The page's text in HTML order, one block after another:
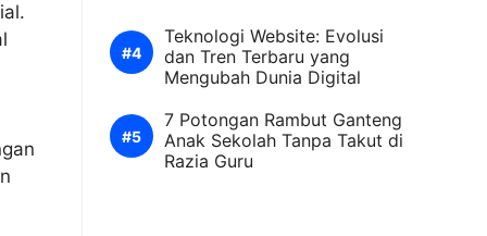
Teknologi Website: Evolusi
dan Tren Terbaru yang
Mengubah Dunia Digital
7 Potongan Rambut Ganteng
Anak Sekolah Tanpa Takut di
Razia Guru